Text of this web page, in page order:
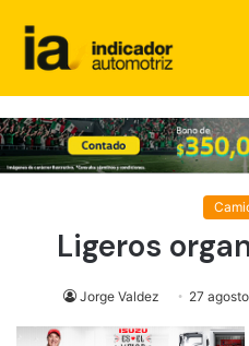
Ligeros
Jorge Valdez 27